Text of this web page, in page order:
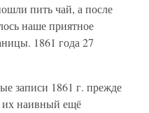
пить чай, а после
наше приятное
1861 года 27
записи 1861 г. прежде
их наивный ещё